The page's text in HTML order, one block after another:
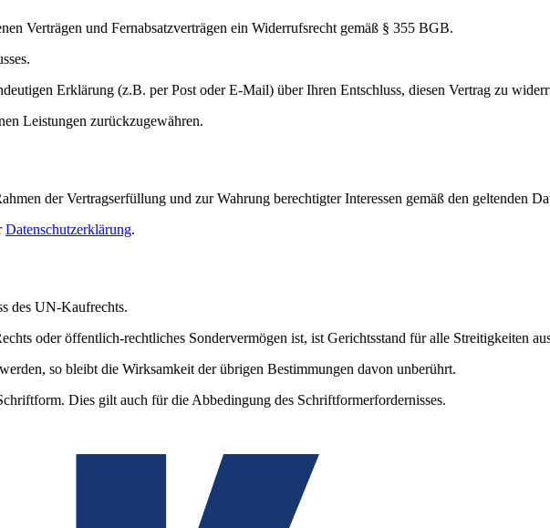
Verträgen und Fernabsatzverträgen ein Widerrufsrecht gemäß § 355 BGB.
Erklärung (z.B. per Post oder E-Mail) über Ihren Entschluss, diesen Vertrag zu
Leistungen zurückzugewähren.
der Vertragserfüllung und zur Wahrung berechtigter Interessen gemäß den geltenden
Datenschutzerklärung.
des UN-Kaufrechts.
oder öffentlich-rechtliches Sondervermögen ist, ist Gerichtsstand für alle Streitigkeiten
so bleibt die Wirksamkeit der übrigen Bestimmungen davon unberührt.
Dies gilt auch für die Abbedingung des Schriftformerfordernisses.